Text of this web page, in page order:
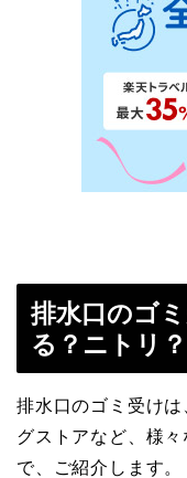
排水口のゴ
る？ニトリ？
排水口のゴミ受け
グストアなど、様
で、ご紹介します。